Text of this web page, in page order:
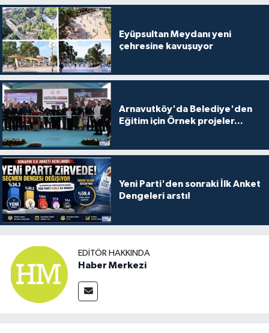
Eyüpsultan Meydanı yeni
çehresine kavuşuyor
Arnavutköy'da Belediye'den
Eğitim için Örnek projeler...
Yeni Parti'den sonraki İlk Anket
Dengeleri arstı!
EDITÖR HAKKINDA
Haber Merkezi